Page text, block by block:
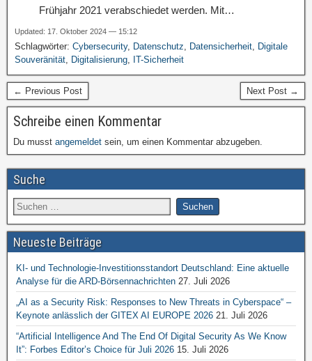
Frühjahr 2021 verabschiedet werden. Mit…
Updated: 17. Oktober 2024 — 15:12
Schlagwörter: Cybersecurity, Datenschutz, Datensicherheit, Digitale
Souveränität, Digitalisierung, IT-Sicherheit
← Previous Post Next Post →
Schreibe einen Kommentar
Du musst angemeldet sein, um einen Kommentar abzugeben.
Suche
Neueste Beiträge
KI- und Technologie-Investitionsstandort Deutschland: Eine aktuelle
Analyse für die ARD-Börsennachrichten 27. Juli 2026
„AI as a Security Risk: Responses to New Threats in Cyberspace“ –
Keynote anlässlich der GITEX AI EUROPE 2026 21. Juli 2026
“Artificial Intelligence And The End Of Digital Security As We Know
It”: Forbes Editor’s Choice für Juli 2026 15. Juli 2026